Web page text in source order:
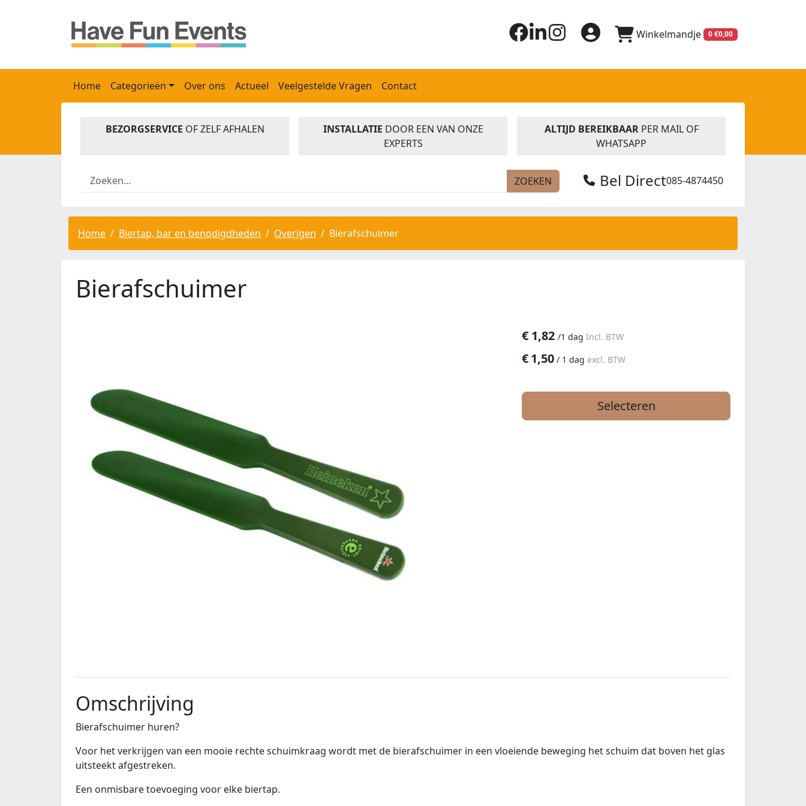
Winkelmandje 0 €0,00
Home Categorieën Over ons Actueel Veelgestelde Vragen Contact
BEZORGSERVICE OF ZELF AFHALEN INSTALLATIE DOOR EEN VAN ONZE
EXPERTS
ALTIJD BEREIKBAARPER MAIL OF
WHATSAPP
ZOEKEN Bel Direct085-4874450
Home Biertap, bar en benodigdheden Overigen Bierafschuimer
Bierafschuimer
€ 1,82 /1 dag Incl. BTW
€1,50 / 1 dag excl. BTW
Selecteren
Omschrijving
Bierafschuimer huren?
Voor het verkrijgen van een mooie rechte schuimkraag wordt met de bierafschuimer in een vloeiende beweging het schuim dat boven het glas
uitsteekt afgestreken.
Een onmisbare toevoeging voor elke biertap.